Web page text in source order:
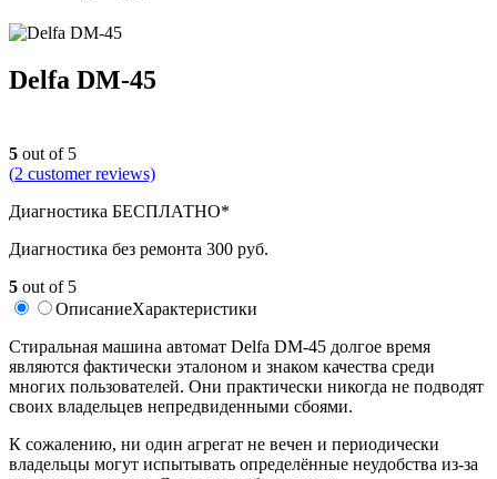
Delfa DM-45
5 out of 5
(2 customer reviews)
Диагностика БЕСПЛАТНО*
Диагностика без ремонта 300 руб.
5 out of 5
ОписаниеХарактеристики
Cтиральная машина автомат Delfa DM-45 долгое время
являются фактически эталоном и знаком качества среди
многих пользователей. Они практически никогда не подводят
своих владельцев непредвиденными сбоями.
К сожалению, ни один агрегат не вечен и периодически
владельцы могут испытывать определённые неудобства из-за